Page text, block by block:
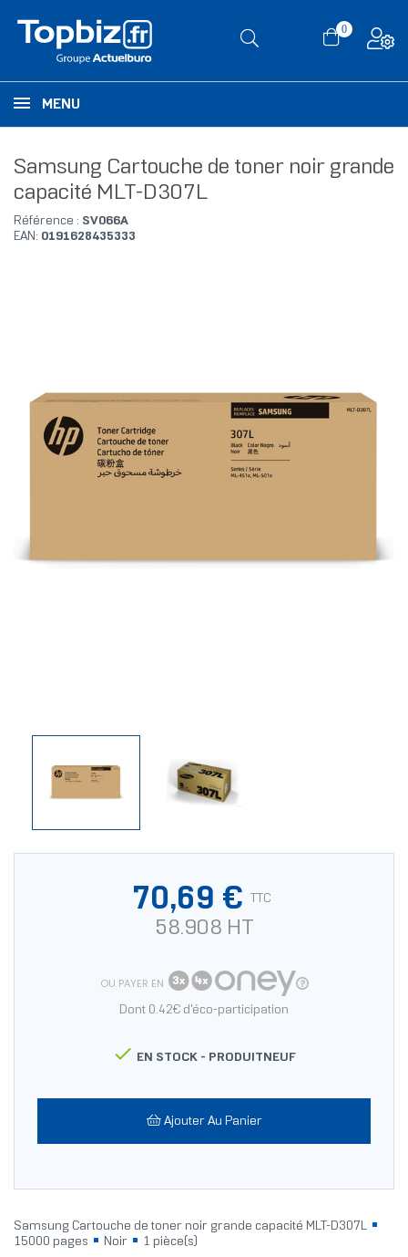
0
MENU
Samsung Cartouche de toner noir grande
capacité MLT-D307L
Référence : SV066A
EAN: 0191628435333
70,69 € TTC
58.908 HT
OU PAYER EN
Dont 0.42€ d'éco-participation
 EN STOCK - PRODUITNEUF
Ajouter Au Panier
Samsung Cartouche de toner noir grande capacité MLT-D307L
15000 pages
Noir 1 pièce(s)